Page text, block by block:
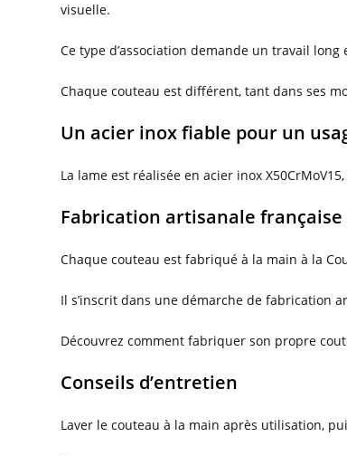
visuelle.
Ce type d’association demande un travail
Chaque couteau est différent, tant dans ses
Un acier inox fiable pour un
La lame est réalisée en acier inox
Fabrication artisanale française
Chaque couteau est fabriqué à la main à la
Il s’inscrit dans une démarche de fabrication
Découvrez comment fabriquer son propre
Conseils d’entretien
Laver le couteau à la main après utilisation,